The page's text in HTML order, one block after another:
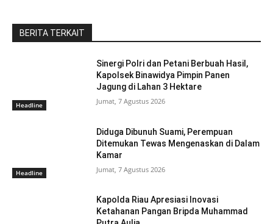
BERITA TERKAIT
Headline
Sinergi Polri dan Petani Berbuah Hasil,
Kapolsek Binawidya Pimpin Panen
Jagung di Lahan 3 Hektare
Jumat, 7 Agustus 2026
Headline
Diduga Dibunuh Suami, Perempuan
Ditemukan Tewas Mengenaskan di Dalam
Kamar
Jumat, 7 Agustus 2026
Kapolda Riau Apresiasi Inovasi
Ketahanan Pangan Bripda Muhammad